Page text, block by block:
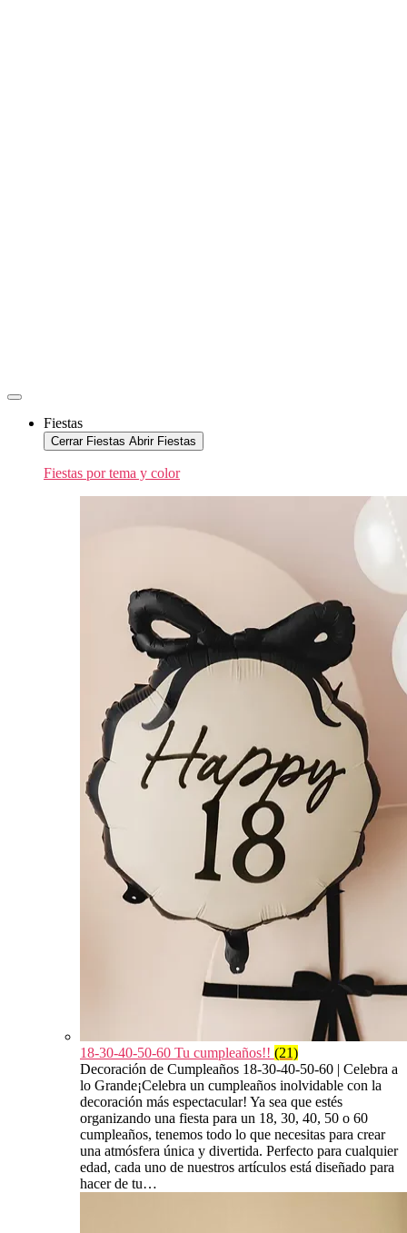
Fiestas
Cerrar Fiestas Abrir Fiestas
Fiestas por tema y color
18-30-40-50-60 Tu cumpleaños!! (21)
Decoración de Cumpleaños 18-30-40-50-60 | Celebra a
lo Grande¡Celebra un cumpleaños inolvidable con la
decoración más espectacular! Ya sea que estés
organizando una fiesta para un 18, 30, 40, 50 o 60
cumpleaños, tenemos todo lo que necesitas para crear
una atmósfera única y divertida. Perfecto para cualquier
edad, cada uno de nuestros artículos está diseñado para
hacer de tu…